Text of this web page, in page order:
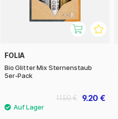
FOLIA
Bio Glitter Mix Sternenstaub
5er-Pack
9.20 €
11.50 €